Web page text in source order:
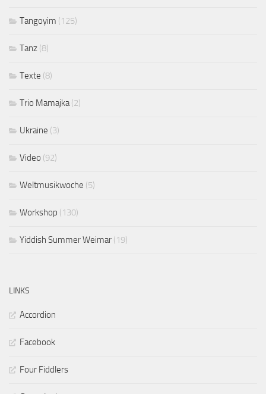
Tangoyim (125)
Tanz (8)
Texte (8)
Trio Mamajka(2)
Ukraine (3)
Video (92)
Weltmusikwoche (5)
Workshop (130)
Yiddish Summer Weimar (19)
LINKS
Accordion
Facebook
Four Fiddlers